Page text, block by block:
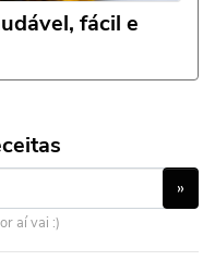
fácil e
»
aí vai :)